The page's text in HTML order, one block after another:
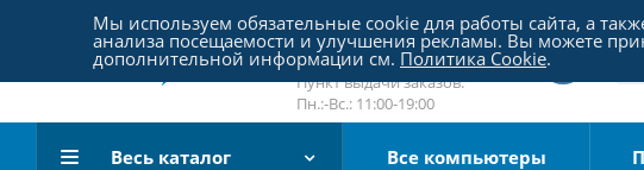
Пятницкое шоссе 18, пав. 267
email:sale@pc-arena.ru
Пн.:-Вс.: 10:00-20:00
Пункт выдачи заказов:
Пн.:-Вс.: 11:00-19:00
Весь каталог Все компьютеры
Мы используем обязательные cookie для работы сайта, а
анализа посещаемости и улучшения рекламы. Вы можете
дополнительной информации см. Политика Cookie.